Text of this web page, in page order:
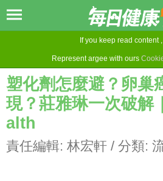
If you keep read content ,
Represent argee with ours
塑化劑怎麼避？卵巢
現？莊雅琳一次破解
alth
責任編輯: 林宏軒 / 分類: